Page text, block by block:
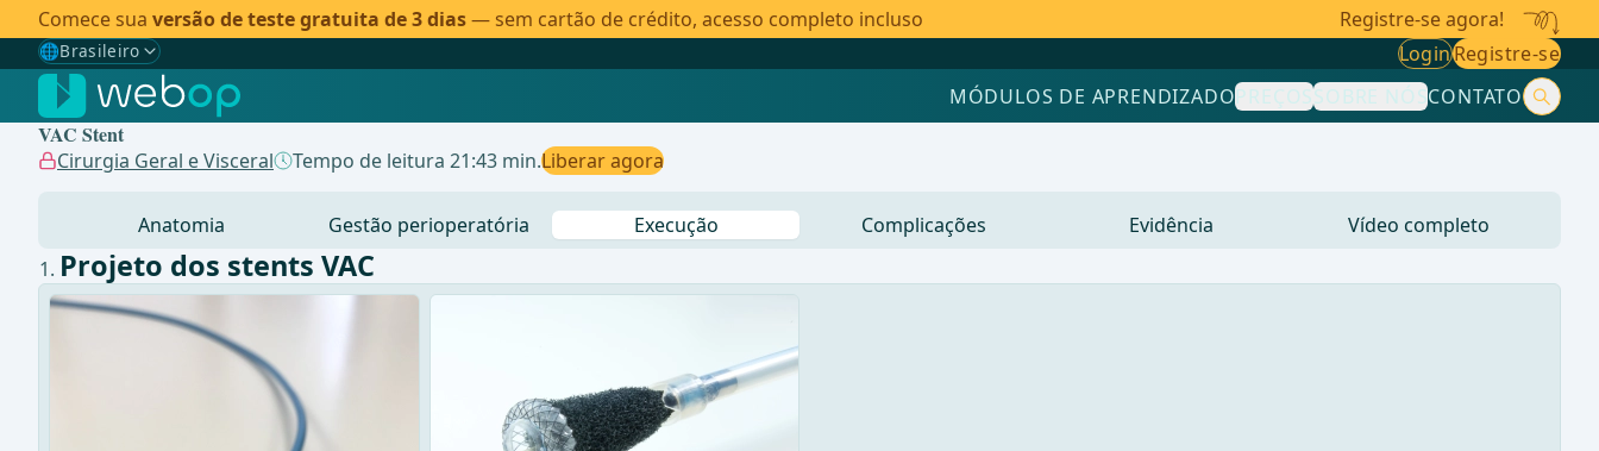
Comece sua versão de teste gratuita de 3 dias— sem cartão de crédito, acesso completo incluso Registre-se agora!
🌐Brasileiro
Gewählte Sprache: Brasileiro
🇩🇪 Alemão
🇬🇧 Inglês
Brasileiro
LoginRegistre-se
MÓDULOS DE APRENDIZADOPREÇOSSOBRE NÓSCONTATO
VAC Stent
Cirurgia Geral e Visceral Tempo de leitura 21:43 min.Liberar agora
Anatomia Gestão perioperatória Execução Complicações Evidência Vídeo completo
Projeto dos stents VAC